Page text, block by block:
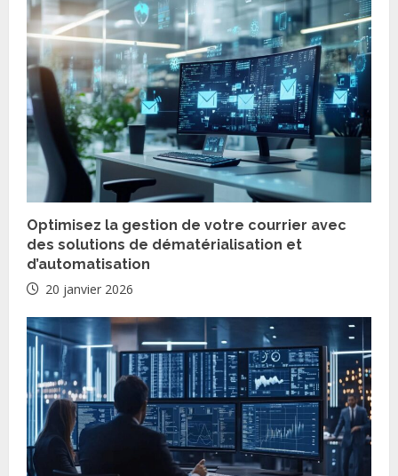
t
i
n
u
e
R
e
a
d
i
n
g
Optimisez la gestion de votre courrier avec
des solutions de dématérialisation et
d’automatisation
20 janvier 2026